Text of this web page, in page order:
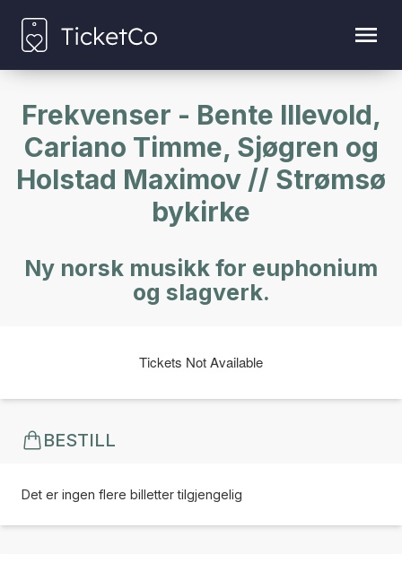
Frekvenser - Bente Illevold,
Cariano Timme, Sjøgren og
Holstad Maximov // Strømsø
bykirke
Ny norsk musikk for euphonium
og slagverk.
Tickets Not Available
BESTILL
Det er ingen flere billetter tilgjengelig